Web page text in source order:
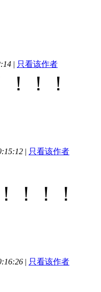
| 只看该作者
！！
| 只看该作者
！！！
| 只看该作者